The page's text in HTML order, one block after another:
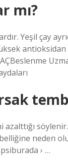
mı?
Yeşil çay
azalttığı
neden
› …